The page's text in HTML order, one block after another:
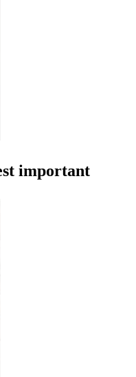
important